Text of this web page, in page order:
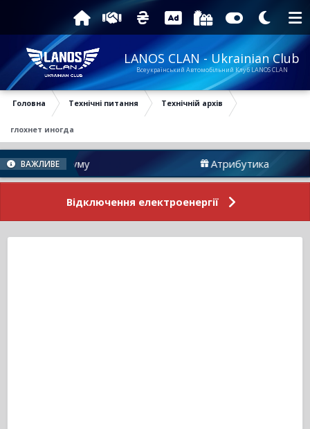
LANOS CLAN - Ukrainian Club
Всеукраїнський Автомобільний Клуб LANOS CLAN
Головна Технічні питання Технічній архів
глохнет иногда
ВАЖЛИВЕ
Форуму Атрибутика
Відключення електроенергії